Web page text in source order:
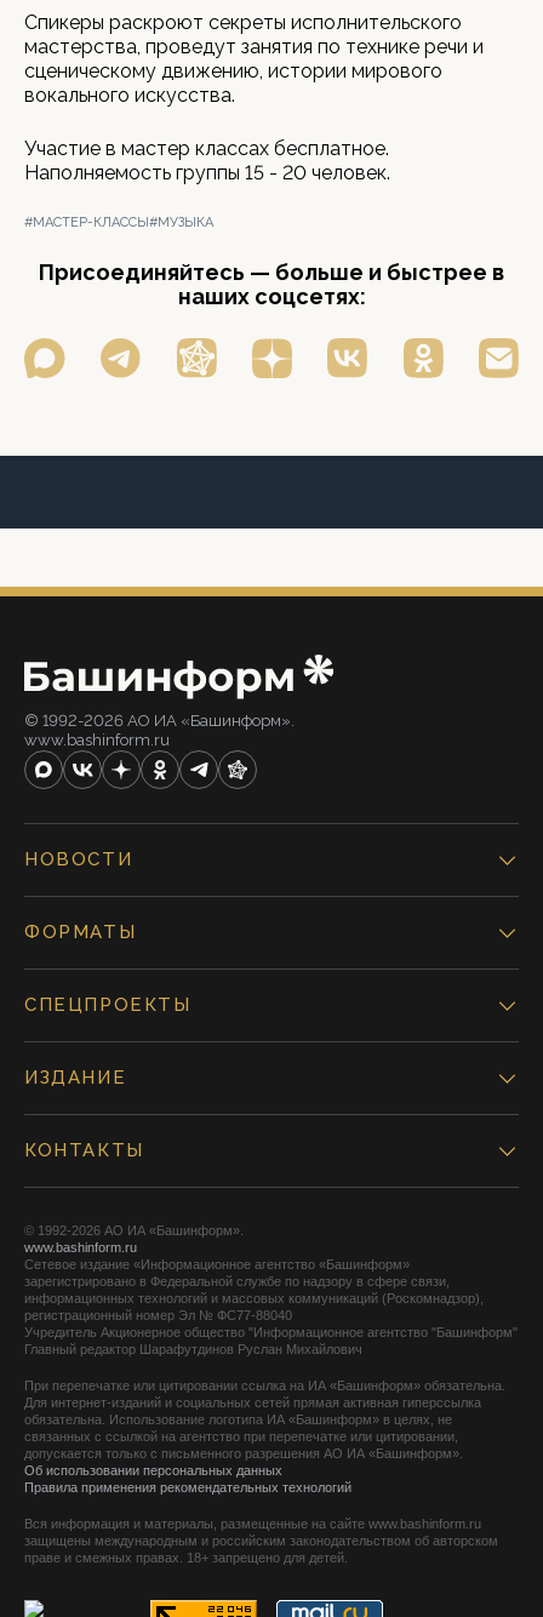
Спикеры раскроют секреты исполнительского
мастерства, проведут занятия по технике речи и
сценическому движению, истории мирового
вокального искусства.
Участие в мастер классах бесплатное.
Наполняемость группы 15 - 20 человек.
#МАСТЕР-КЛАССЫ#МУЗЫКА
Присоединяйтесь — больше и быстрее в
наших соцсетях:
© 1992-2026 АО ИА «Башинформ».
www.bashinform.ru
НОВОСТИ
ФОРМАТЫ
СПЕЦПРОЕКТЫ
ИЗДАНИЕ
КОНТАКТЫ
© 1992-2026 АО ИА «Башинформ».
www.bashinform.ru
Сетевое издание «Информационное агентство «Башинформ»
зарегистрировано в Федеральной службе по надзору в сфере связи,
информационных технологий и массовых коммуникаций (Роскомнадзор),
регистрационный номер Эл № ФС77-88040
Учредитель Акционерное общество "Информационное агентство "Башинформ"
Главный редактор Шарафутдинов Руслан Михайлович
При перепечатке или цитировании ссылка на ИА «Башинформ» обязательна.
Для интернет-изданий и социальных сетей прямая активная гиперссылка
обязательна. Использование логотипа ИА «Башинформ» в целях, не
связанных с ссылкой на агентство при перепечатке или цитировании,
допускается только с письменного разрешения АО ИА «Башинформ».
Об использовании персональных данных
Правила применения рекомендательных технологий
Вся информация и материалы, размещенные на сайте www.bashinform.ru
защищены международным и российским законодательством об авторском
праве и смежных правах. 18+ запрещено для детей.